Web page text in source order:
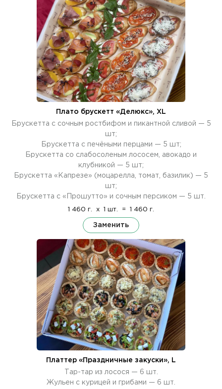
Плато брускетт «Делюкс», XL
Брускетта с сочным ростбифом и пикантной сливой — 5
шт;
Брускетта с печёными перцами — 5 шт;
Брускетта со слабосоленым лососем, авокадо и
клубникой — 5 шт;
Брускетта «Капрезе» (моцарелла, томат, базилик) — 5
шт;
Брускетта с «Прошутто» и сочным персиком — 5 шт.
1 460 г. x 1 шт. = 1 460 г.
Заменить
Платтер «Праздничные закуски», L
Тар-тар из лосося — 6 шт.
Жульен с курицей и грибами — 6 шт.